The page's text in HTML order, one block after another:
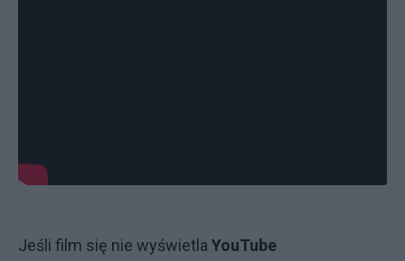
Jeśli film się nie wyświetla YouTube